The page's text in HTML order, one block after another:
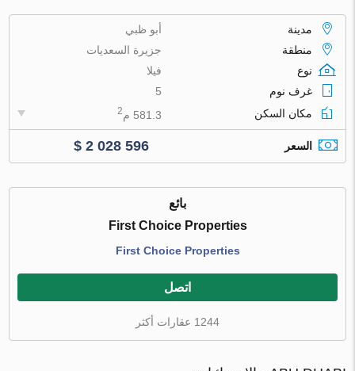
مدينة
أبو ظبي
منطقة
جزيرة السعديات
نوع
فيلا
غرف نوم
5
مكان السكن
581.3 م 2
السعر $ 2 028 596
بائع
First Choice Properties
First Choice Properties
اتصل
1244 عقارات أكثر